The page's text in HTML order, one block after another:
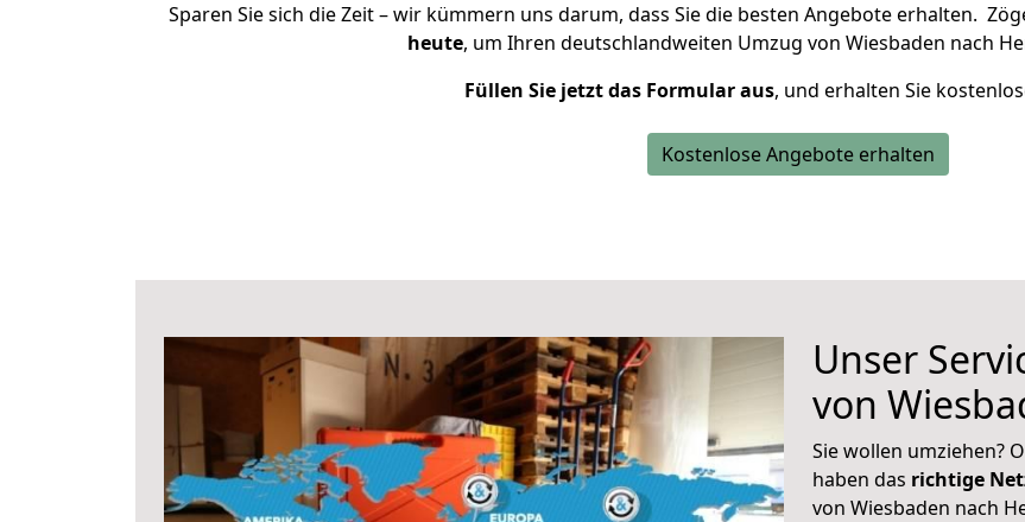
Sparen Sie sich die Zeit – wir kümmern uns darum, dass Sie die besten Angebote erhalten.
heute, um Ihren deutschlandweiten Umzug von Wiesbaden nach
Füllen Sie jetzt das Formular aus, und erhalten Sie
Kostenlose Angebote erhalten
Unser
von
Sie wollen umziehen?
haben das richtige
von Wiesbaden nach